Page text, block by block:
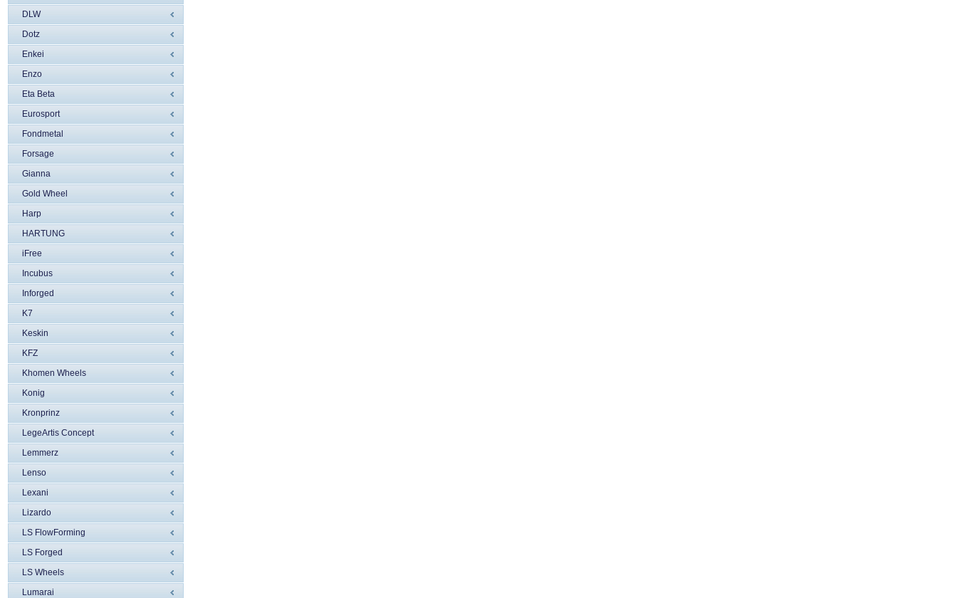
DLW
Dotz
Enkei
Enzo
Eta Beta
Eurosport
Fondmetal
Forsage
Gianna
Gold Wheel
Harp
HARTUNG
iFree
Incubus
Inforged
K7
Keskin
KFZ
Khomen Wheels
Konig
Kronprinz
LegeArtis Concept
Lemmerz
Lenso
Lexani
Lizardo
LS FlowForming
LS Forged
LS Wheels
Lumarai